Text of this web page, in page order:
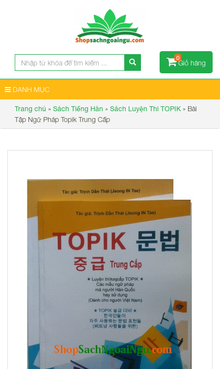
Giỏ hàng
0
DANH MỤC
Trang chủ » Sách Tiếng Hàn » Sách Luyện Thi TOPIK » Bài
Tập Ngữ Pháp Topik Trung Cấp